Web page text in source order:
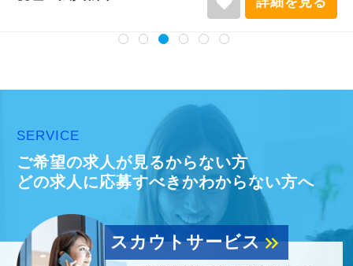
SERVICE
ご希望の求人が見るからない方
どの求人に応募すべきかわからない方へ
スカウトサービスkeyboard_double_arrow_right